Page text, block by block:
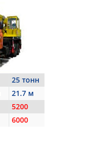
25 тонн
21.7 м
5200
6000